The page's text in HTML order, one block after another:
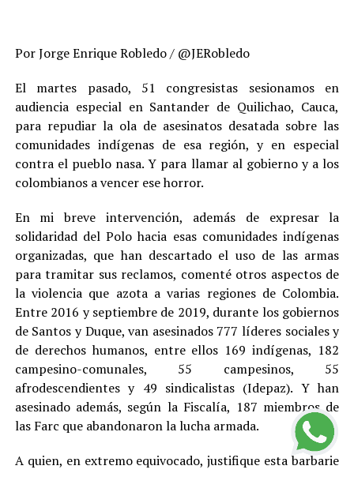
Por Jorge Enrique Robledo / @JERobledo
El martes pasado, 51 congresistas sesionamos en
audiencia especial en Santander de Quilichao, Cauca,
para repudiar la ola de asesinatos desatada sobre las
comunidades indígenas de esa región, y en especial
contra el pueblo nasa. Y para llamar al gobierno y a los
colombianos a vencer ese horror.
En mi breve intervención, además de expresar la
solidaridad del Polo hacia esas comunidades indígenas
organizadas, que han descartado el uso de las armas
para tramitar sus reclamos, comenté otros aspectos de
la violencia que azota a varias regiones de Colombia.
Entre 2016 y septiembre de 2019, durante los gobiernos
de Santos y Duque, van asesinados 777 líderes sociales y
de derechos humanos, entre ellos 169 indígenas, 182
campesino-comunales, 55 campesinos, 55
afrodescendientes y 49 sindicalistas (Idepaz). Y han
asesinado además, según la Fiscalía, 187 miembros de
las Farc que abandonaron la lucha armada.
A quien, en extremo equivocado, justifique esta barbarie